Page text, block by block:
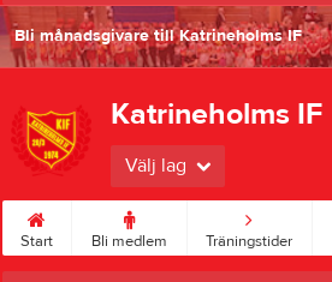
Bli månadsgivare till Katrineholms IF
Katrineholms IF
Välj lag
Start Bli medlem Träningstider